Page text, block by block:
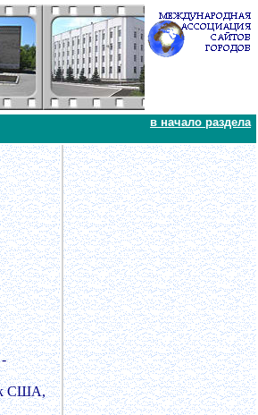
в начало раздела
США,